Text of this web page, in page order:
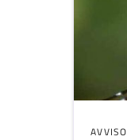
AVVISO